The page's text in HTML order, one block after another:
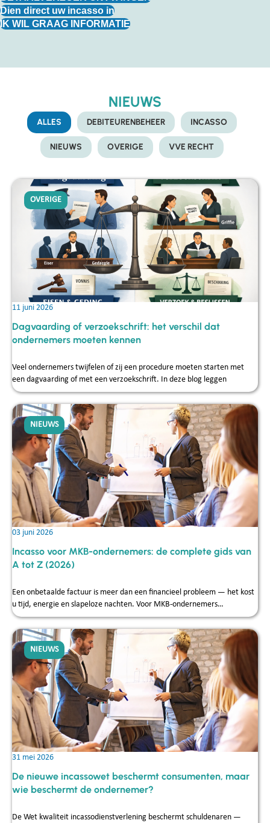
Dien direct uw incasso in
IK WIL GRAAG INFORMATIE
NIEUWS
ALLES DEBITEURENBEHEER INCASSO
NIEUWS OVERIGE VVE RECHT
OVERIGE
11 juni 2026
Dagvaarding of verzoekschrift: het verschil dat
ondernemers moeten kennen
Veel ondernemers twijfelen of zij een procedure moeten starten met
een dagvaarding of met een verzoekschrift. In deze blog leggen
NIEUWS
03 juni 2026
Incasso voor MKB-ondernemers: de complete gids van
A tot Z (2026)
Een onbetaalde factuur is meer dan een financieel probleem — het kost
u tijd, energie en slapeloze nachten. Voor MKB-ondernemers…
NIEUWS
31 mei 2026
De nieuwe incassowet beschermt consumenten, maar
wie beschermt de ondernemer?
De Wet kwaliteit incassodienstverlening beschermt schuldenaren —